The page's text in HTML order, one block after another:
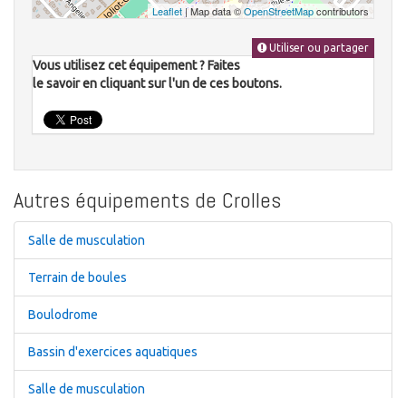
Leaflet| Map data ©OpenStreetMapcontributors
Utiliser ou partager
Vous utilisez cet équipement ? Faites
le savoir en cliquant sur l'un de ces boutons.
Autres équipements de Crolles
Salle de musculation
Terrain de boules
Boulodrome
Bassin d'exercices aquatiques
Salle de musculation